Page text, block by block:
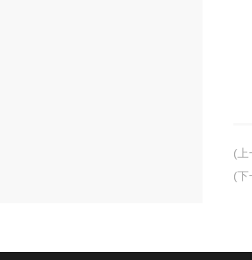
(上
(下